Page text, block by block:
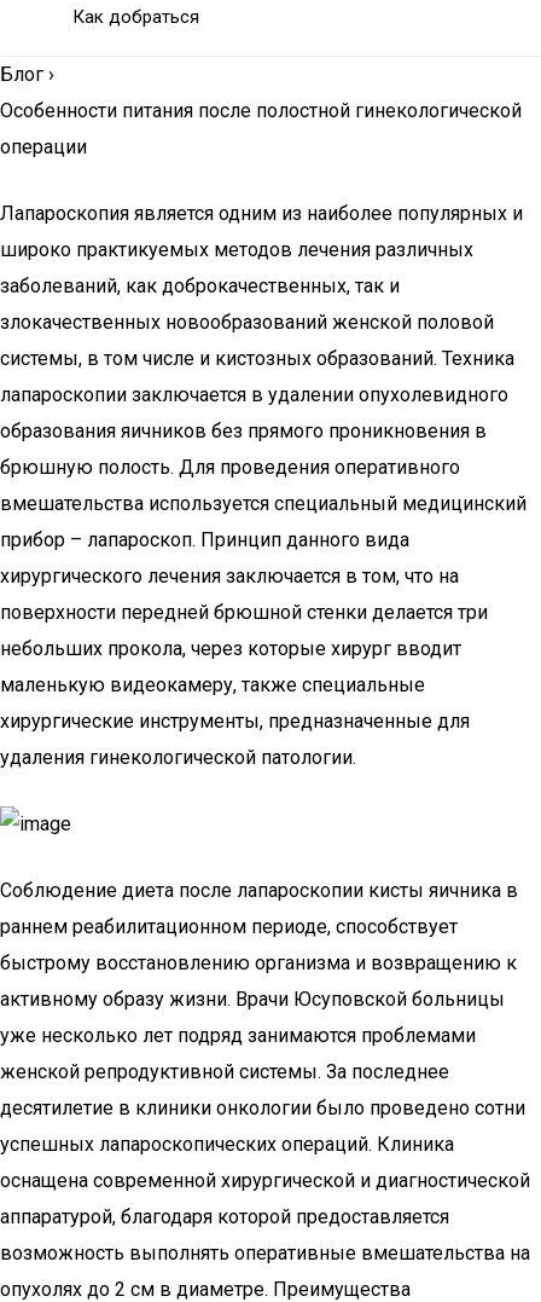
Как добраться
Блог ›
Особенности питания после полостной гинекологической
операции
Лапароскопия является одним из наиболее популярных и
широко практикуемых методов лечения различных
заболеваний, как доброкачественных, так и
злокачественных новообразований женской половой
системы, в том числе и кистозных образований. Техника
лапароскопии заключается в удалении опухолевидного
образования яичников без прямого проникновения в
брюшную полость. Для проведения оперативного
вмешательства используется специальный медицинский
прибор – лапароскоп. Принцип данного вида
хирургического лечения заключается в том, что на
поверхности передней брюшной стенки делается три
небольших прокола, через которые хирург вводит
маленькую видеокамеру, также специальные
хирургические инструменты, предназначенные для
удаления гинекологической патологии.
Соблюдение диета после лапароскопии кисты яичника в
раннем реабилитационном периоде, способствует
быстрому восстановлению организма и возвращению к
активному образу жизни. Врачи Юсуповской больницы
уже несколько лет подряд занимаются проблемами
женской репродуктивной системы. За последнее
десятилетие в клиники онкологии было проведено сотни
успешных лапароскопических операций. Клиника
оснащена современной хирургической и диагностической
аппаратурой, благодаря которой предоставляется
возможность выполнять оперативные вмешательства на
опухолях до 2 см в диаметре. Преимущества